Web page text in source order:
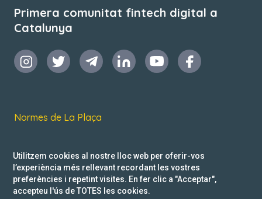
Primera comunitat fintech digital a
Catalunya
Normes de La Plaça
Política de privacitat
Reclamacions
Utilitzem cookies al nostre lloc web per oferir-vos
l’experiència més rellevant recordant les vostres
preferències i repetint visites. En fer clic a "Acceptar",
accepteu l'ús de TOTES les cookies.